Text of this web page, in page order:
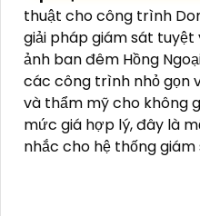
thuật cho công trình
giải pháp giám sát
ảnh ban đêm Hồng
các công trình nhỏ gọn
và thẩm mỹ cho không
mức giá hợp lý, đây là
nhắc cho hệ thống